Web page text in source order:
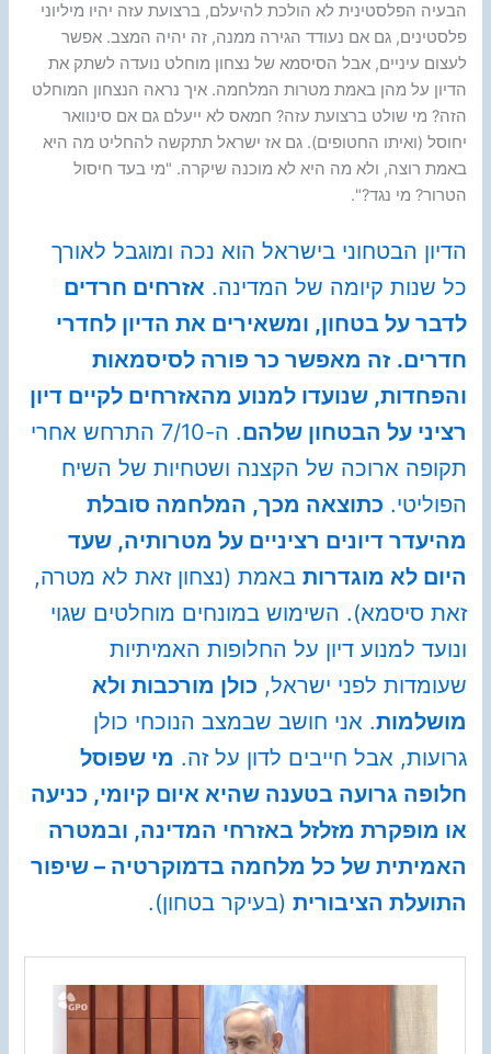
הבעיה הפלסטינית לא הולכת להיעלם, ברצועת עזה יהיו מיליוני
פלסטינים, גם אם נעודד הגירה ממנה, זה יהיה המצב. אפשר
לעצום עיניים, אבל הסיסמא של נצחון מוחלט נועדה לשתק את
הדיון על מהן באמת מטרות המלחמה. איך נראה הנצחון המוחלט
הזה? מי שולט ברצועת עזה? חמאס לא ייעלם גם אם סינוואר
יחוסל (ואיתו החטופים). גם אז ישראל תתקשה להחליט מה היא
באמת רוצה, ולא מה היא לא מוכנה שיקרה. "מי בעד חיסול
הטרור? מי נגד?".
הדיון הבטחוני בישראל הוא נכה ומוגבל לאורך
כל שנות קיומה של המדינה. אזרחים חרדים
לדבר על בטחון, ומשאירים את הדיון לחדרי
חדרים. זה מאפשר כר פורה לסיסמאות
והפחדות, שנועדו למנוע מהאזרחים לקיים דיון
רציני על הבטחון שלהם
. ה-7/10 התרחש אחרי
תקופה ארוכה של הקצנה ושטחיות של השיח
הפוליטי. כתוצאה מכך, המלחמה סובלת
מהיעדר דיונים רציניים על מטרותיה, שעד
היום לא מוגדרות באמת (נצחון זאת לא מטרה,
זאת סיסמא). השימוש במונחים מוחלטים שגוי
ונועד למנוע דיון על החלופות האמיתיות
שעומדות לפני ישראל, כולן מורכבות ולא
מושלמות. אני חושב שבמצב הנוכחי כולן
גרועות, אבל חייבים לדון על זה. מי שפוסל
חלופה גרועה בטענה שהיא איום קיומי, כניעה
או מופקרת מזלזל באזרחי המדינה, ובמטרה
האמיתית של כל מלחמה בדמוקרטיה – שיפור
התועלת הציבורית (בעיקר בטחון).